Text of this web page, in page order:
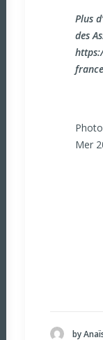
Plus
des
Mer
by